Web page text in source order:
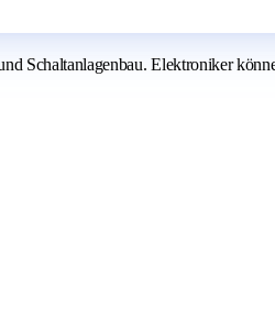
Schaltanlagenbau. Elektroniker